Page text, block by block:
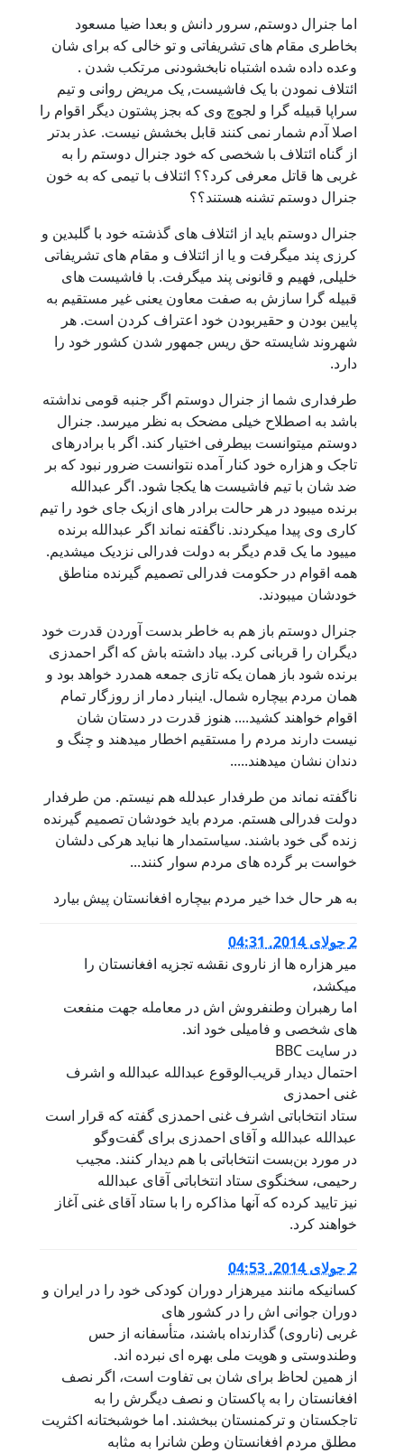
اما جنرال دوستم, سرور دانش و بعدا ضیا مسعود
بخاطری مقام های تشریفاتی و تو خالی که برای شان
وعده داده شده اشتباه نابخشودنی مرتکب شدن .
ائتلاف نمودن با یک فاشیست, یک مریض روانی و تیم
سراپا قبیله گرا و لجوچ وی که بجز پشتون دیگر اقوام را
اصلا آدم شمار نمی کنند قابل بخشش نیست. عذر بدتر
از گناه ائتلاف با شخصی که خود جنرال دوستم را به
غربی ها قاتل معرفی کرد؟؟ ائتلاف با تیمی که به خون
جنرال دوستم تشنه هستند؟؟
جنرال دوستم باید از ائتلاف های گذشته خود با گلبدین و
کرزی پند میگرفت و یا از ائتلاف و مقام های تشریفاتی
خلیلی, فهیم و قانونی پند میگرفت. با فاشیست های
قبیله گرا سازش به صفت معاون یعنی غیر مستقیم به
پایین بودن و حقیربودن خود اعتراف کردن است. هر
شهروند شایسته حق ریس جمهور شدن کشور خود را
دارد.
طرفداری شما از جنرال دوستم اگر جنبه قومی نداشته
باشد به اصطلاح خیلی مضحک به نظر میرسد. جنرال
دوستم میتوانست بیطرفی اختیار کند. اگر با برادرهای
تاجک و هزاره خود کنار آمده نتوانست ضرور نبود که بر
ضد شان با تیم فاشیست ها یکجا شود. اگر عبدالله
برنده میبود در هر حالت برادر های ازبک جای خود را تیم
کاری وی پیدا میکردند. ناگفته نماند اگر عبدالله برنده
مییود ما یک قدم دیگر به دولت فدرالی نزدیک میشدیم.
همه اقوام در حکومت فدرالی تصمیم گیرنده مناطق
خودشان میبودند.
جنرال دوستم باز هم به خاطر بدست آوردن قدرت خود
دیگران را قربانی کرد. بیاد داشته باش که اگر احمدزی
برنده شود باز همان یکه تازی جمعه همدرد خواهد بود و
همان مردم بیچاره شمال. اینبار دمار از روزگار تمام
اقوام خواهند کشید.... هنوز قدرت در دستان شان
نیست دارند مردم را مستقیم اخطار میدهند و چنگ و
دندان نشان میدهند.....
ناگفته نماند من طرفدار عبدلله هم نیستم. من طرفدار
دولت فدرالی هستم. مردم باید خودشان تصمیم گیرنده
زنده گی خود باشند. سیاستمدار ها نباید هرکی دلشان
خواست بر گرده های مردم سوار کنند...
به هر حال خدا خیر مردم بیچاره افغانستان پیش بیارد
2 جولای 2014, 04:31
میر هزاره ها از ناروی نقشه تجزیه افغانستان را
میکشد،
اما رهبران وطنفروش اش در معامله جهت منفعت
های شخصی و فامیلی خود اند.
در سایت BBC
احتمال دیدار قریب‌الوقوع عبدالله عبدالله و اشرف
غنی احمدزی
ستاد انتخاباتی اشرف غنی احمدزی گفته که قرار است
عبدالله عبدالله و آقای احمدزی برای گفت‌وگو
در مورد بن‌بست انتخاباتی با هم دیدار کنند. مجیب
رحیمی، سخنگوی ستاد انتخاباتی آقای عبدالله
نیز تایید کرده که آنها مذاکره را با ستاد آقای غنی آغاز
خواهند کرد.
2 جولای 2014, 04:53
کسانیکه مانند میرهزار دوران کودکی خود را در ایران و
دوران جوانی اش را در کشور های
غربی (ناروی) گذارنداه باشند، متأسفانه از حس
وطندوستی و هویت ملی بهره ای نبرده اند.
از همین لحاظ برای شان بی تفاوت است، اگر نصف
افغانستان را به پاکستان و نصف دیگرش را به
تاجکستان و ترکمنستان ببخشند. اما خوشبختانه اکثریت
مطلق مردم افغانستان وطن شانرا به مثابه